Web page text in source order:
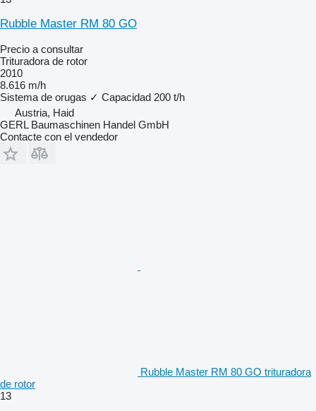
Rubble Master RM 80 GO
Precio a consultar
Trituradora de rotor
2010
8.616 m/h
Sistema de orugas ✓ Capacidad 200 t/h
Austria, Haid
GERL Baumaschinen Handel GmbH
Contacte con el vendedor
Rubble Master RM 80 GO trituradora
de rotor
13